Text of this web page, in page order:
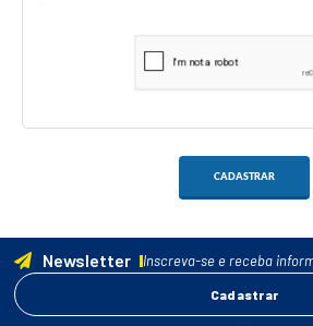
CADASTRAR
Newsletter Inscreva-se e receba
Cadastrar